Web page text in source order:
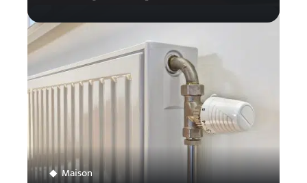
Maison